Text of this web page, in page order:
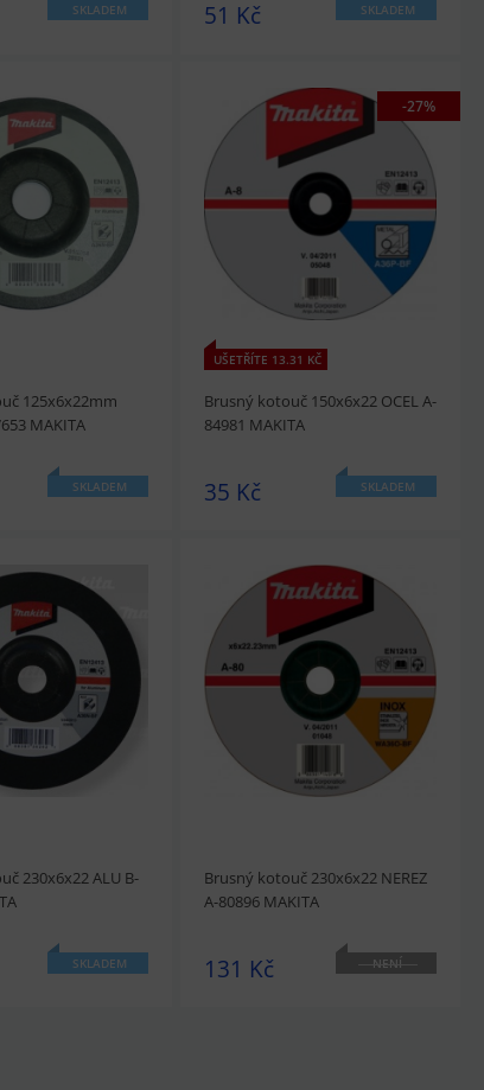
SKLADEM
Přidat do košíku
51 Kč SKLADEM
prohlédnoutPřidat do košíku
125x6x22mm
MAKITA
SKLADEM
Přidat do košíku
-27%
UŠETŘÍTE 13.31 KČ
Brusný kotouč 150x6x22 OCEL A-
84981 MAKITA
35 Kč SKLADEM
prohlédnout Přidat do košíku
230x6x22 ALU B-
SKLADEM
Brusný kotouč 230x6x22 NEREZ
A-80896 MAKITA
131 Kč
NENÍ